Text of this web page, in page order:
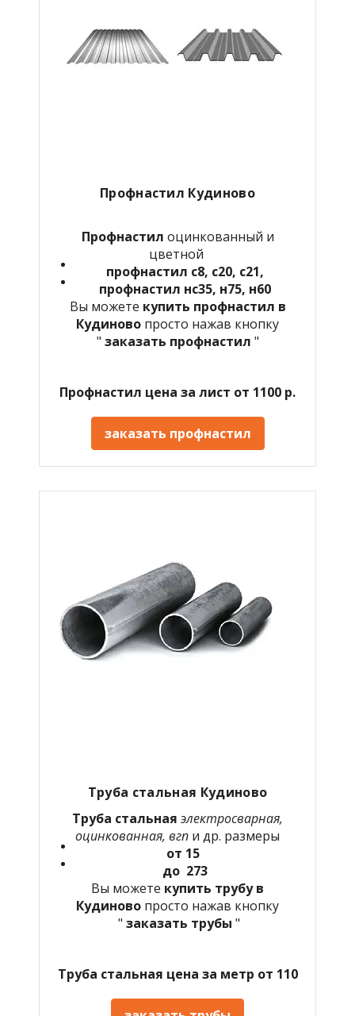
Профнастил Кудиново
Профнастил оцинкованный и
цветной
профнастил с8, с20, с21,
профнастил нс35, н75, н60
Вы можете купить профнастил в
Кудиново просто нажав кнопку
" заказать профнастил "
Профнастил цена за лист от 1100 р.
заказать профнастил
Труба стальная Кудиново
Труба стальная электросварная,
оцинкованная, вгп и др. размеры
от 15
до 273
Вы можете купить трубу в
Кудиново просто нажав кнопку
" заказать трубы "
Труба стальная цена за метр от 110